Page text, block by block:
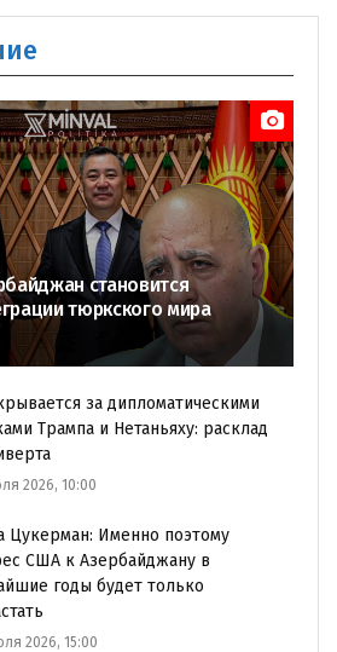
становится
тюркского мира
за дипломатическими
Трампа и Нетаньяху: расклад
2026, 10:00
Цукерман: Именно поэтому
США к Азербайджану в
годы будет только
2026, 15:00